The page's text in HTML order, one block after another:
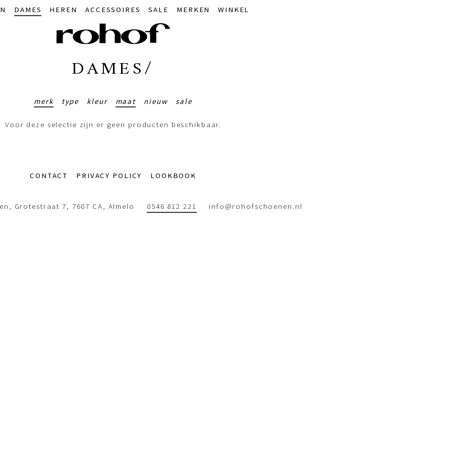
DAMES HEREN ACCESSOIRES SALE MERKEN WINKEL
DAMES/
merk type kleur maat nieuw sale
Voor deze selectie zijn er geen producten beschikbaar.
CONTACT PRIVACY POLICY LOOKBOOK
Grotestraat 7, 7607 CA, Almelo 0546 812 221 info@rohofschoenen.nl